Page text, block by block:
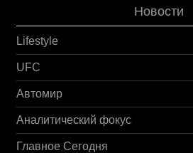
Новости
Lifestyle
UFC
Автомир
Аналитический фокус
Главное Сегодня